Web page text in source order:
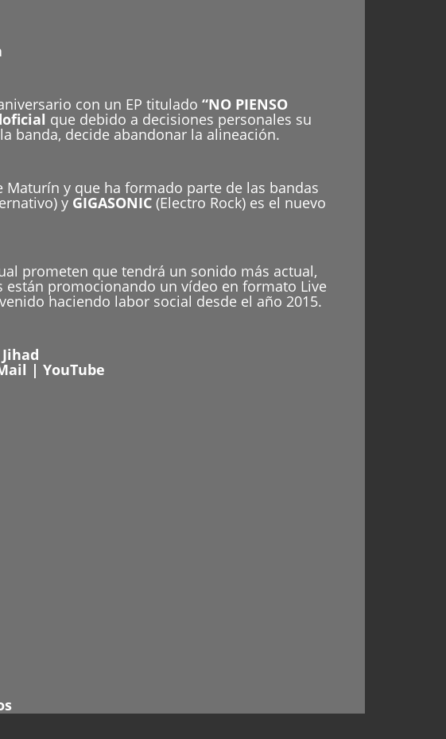
con un EP titulado “NO PIENSO
que debido a decisiones personales su
banda, decide abandonar la alineación.
y que ha formado parte de las bandas
y GIGASONIC (Electro Rock) es el nuevo
prometen que tendrá un sonido más actual,
promocionando un vídeo en formato Live
haciendo labor social desde el año 2015.
| YouTube